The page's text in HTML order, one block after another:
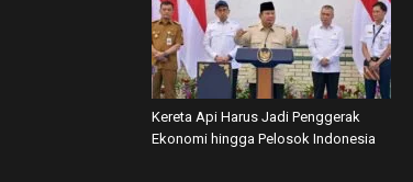
Kereta Api Harus Jadi Penggerak
Ekonomi hingga Pelosok Indonesia